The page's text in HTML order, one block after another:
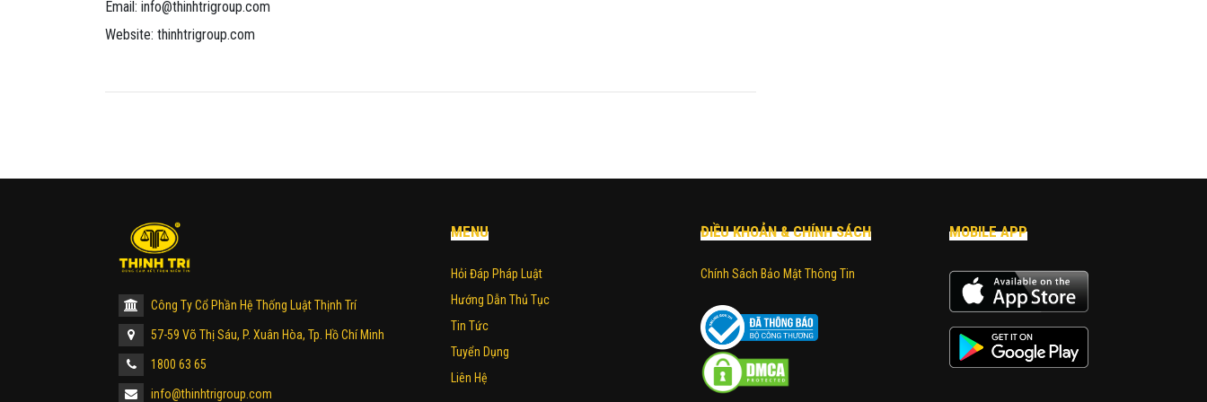
Email: info@thinhtrigroup.com
Website: thinhtrigroup.com
Công Ty Cổ Phần Hệ Thống Luật Thịnh Trí
57-59 Võ Thị Sáu, P. Xuân Hòa, Tp. Hồ Chí Minh
1800 63 65
info@thinhtrigroup.com
MENU
Hỏi Đáp Pháp Luật
Hướng Dẫn Thủ Tục
Tin Tức
Tuyển Dụng
Liên Hệ
ĐIỀU KHOẢN & CHÍNH SÁCH
Chính Sách Bảo Mật Thông Tin
MOBILE APP